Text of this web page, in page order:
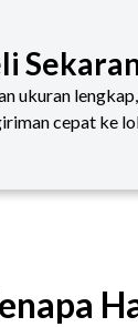
ukuran
cepat ke